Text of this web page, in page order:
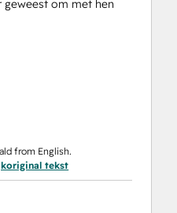
geweest om met hen
from English.
tekst